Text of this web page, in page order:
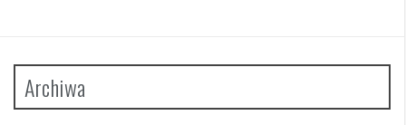
Archiwa